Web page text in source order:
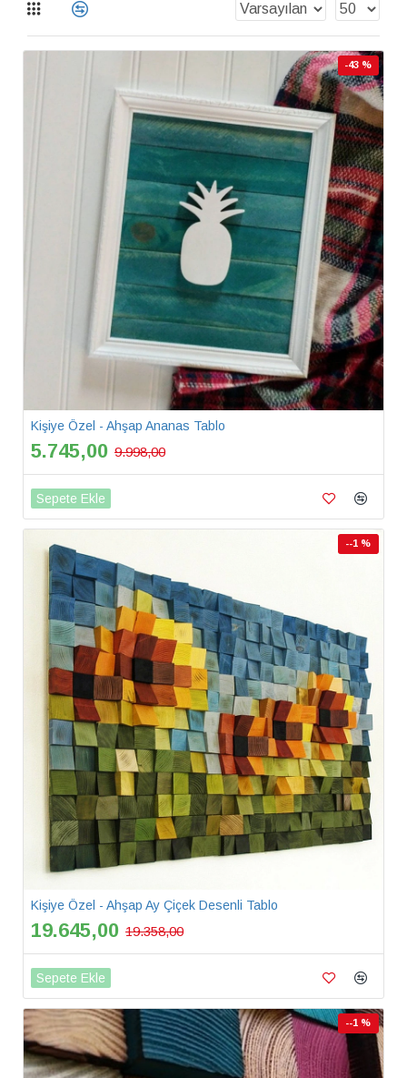
-43 %
Kişiye Özel - Ahşap Ananas Tablo
5.745,00 9.998,00
Sepete Ekle
--1 %
Kişiye Özel - Ahşap Ay Çiçek Desenli Tablo
19.645,00 19.358,00
Sepete Ekle
--1 %